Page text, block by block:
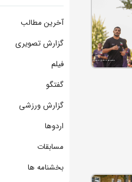
آخرین مطالب
گزارش تصویری
فیلم
گفتگو
گزارش ورزشی
اردوها
مسابقات
بخشنامه ها